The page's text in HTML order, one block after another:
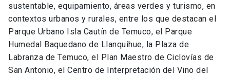
sustentable, equipamiento, áreas verdes y turismo, en
contextos urbanos y rurales, entre los que destacan el
Parque Urbano Isla Cautín de Temuco, el Parque
Humedal Baquedano de Llanquihue, la Plaza de
Labranza de Temuco, el Plan Maestro de Ciclovías de
San Antonio, el Centro de Interpretación del Vino del